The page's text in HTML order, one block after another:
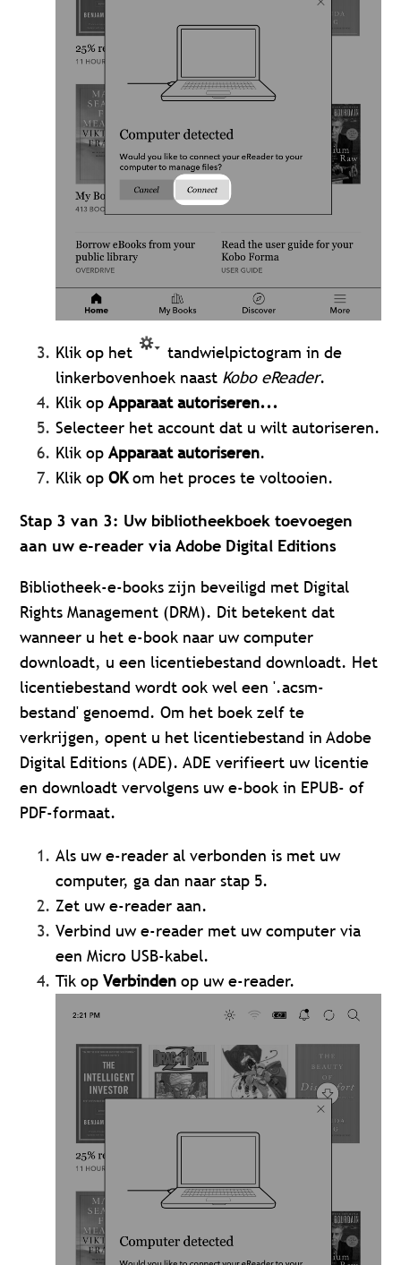
Klik op het
tandwielpictogram in de
linkerbovenhoek naast Kobo eReader.
Klik opApparaat autoriseren...
Selecteer het account dat u wilt autoriseren.
Klik opApparaat autoriseren.
Klik opOKom het proces te voltooien.
Stap 3 van 3: Uw bibliotheekboek toevoegen
aan uw e-reader via Adobe Digital Editions
Bibliotheek-e-books zijn beveiligd met Digital
Rights Management (DRM). Dit betekent dat
wanneer u het e-book naar uw computer
downloadt, u een licentiebestand downloadt. Het
licentiebestand wordt ook wel een '.acsm-
bestand' genoemd. Om het boek zelf te
verkrijgen, opent u het licentiebestand in Adobe
Digital Editions (ADE). ADE verifieert uw licentie
en downloadt vervolgens uw e-book in EPUB- of
PDF-formaat.
Als uw e-reader al verbonden is met uw
computer, ga dan naar stap 5.
Zet uw e-reader aan.
Verbind uw e-reader met uw computer via
een Micro USB-kabel.
Tik opVerbinden op uw e-reader.